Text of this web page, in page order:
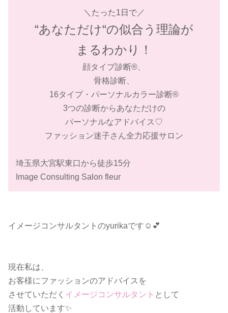
＼たった1日で／
“あなただけ“の似合う理論が
まるわかり！
顔タイプ診断®︎、
骨格診断、
16タイプ・パーソナルカラー診断®︎
3つの診断からあなただけの
パーソナルなアドバイス♡
ファッション迷子さん全力応援サロン
埼玉県大宮駅東口から徒歩15分
Image Consulting Salon fleur
イメージコンサルタントのyurikaです☺️💕
現在私は、
お客様にファッションのアドバイスを
させていただく イメージコンサルタント として
活動しています✨